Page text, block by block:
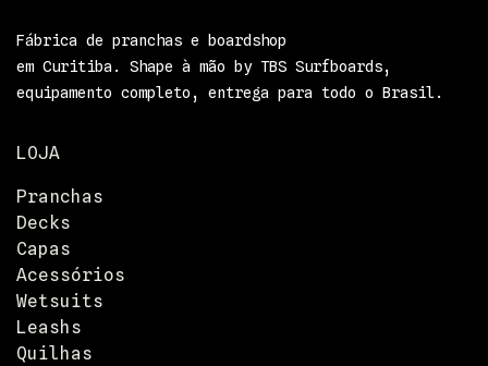
Fábrica de pranchas e boardshop
em Curitiba. Shape à mão by TBS Surfboards,
equipamento completo, entrega para todo o Brasil.
LOJA
Pranchas
Decks
Capas
Acessórios
Wetsuits
Leashs
Quilhas